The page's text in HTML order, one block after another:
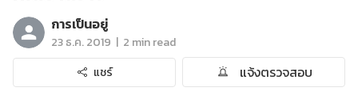
การเป็นอยู่
23 ธ.ค. 2019 | 2 min read
แชร์
แจ้งตรวจสอบ